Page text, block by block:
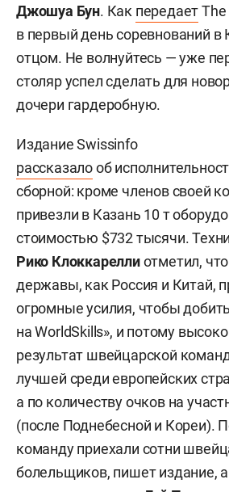
Джошуа Бун. Как передаетThe
в первый день соревнований в
отцом. Не волнуйтесь — уже
столяр успел сделать для
дочери гардеробную.
Издание Swissinfo
рассказалооб
сборной: кроме членов своей
привезли в Казань 10 т
стоимостью $732 тысячи.
Рико Клоккареллиотметил,
державы, как Россия и Китай,
огромные усилия, чтобы
на WorldSkills», и потому
результат швейцарской
лучшей среди европейских
а по количеству очков на
(после Поднебесной и Кореи).
команду приехали сотни
болельщиков, пишет издание,